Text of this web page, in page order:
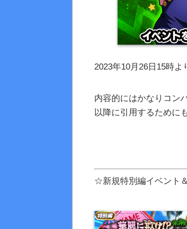
2023年10月26日15時よ
内容的にはかなりコン
以降に引用するために
☆新規特別編イベント